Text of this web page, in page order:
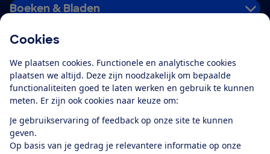
Cookies
We plaatsen cookies. Functionele en analytische cookies
plaatsen we altijd. Deze zijn noodzakelijk om bepaalde
functionaliteiten goed te laten werken en gebruik te kunnen
meten. Er zijn ook cookies naar keuze om:
Je gebruikservaring of feedback op onze site te kunnen
geven.
Op basis van je gedrag je relevantere informatie op onze
Boeken & Bladen
Alles over de
app